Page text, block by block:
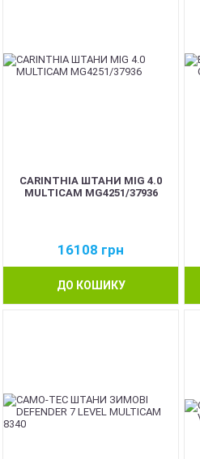
CARINTHIA ШТАНИ MIG 4.0
MULTICAM MG4251/37936
16108 грн
ДО КОШИКУ